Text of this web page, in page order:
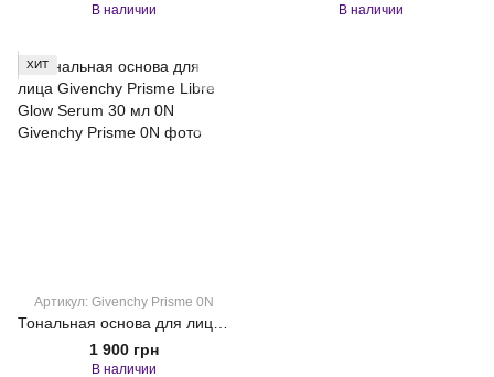
В наличии В наличии
ХИТ
Артикул: Givenchy Prisme 0N
1 900 грн
В наличии